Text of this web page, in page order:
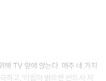
해 TV 앞에 앉는다. 매주 네 가지
하고,‘아침이 밝으면 반드시 저